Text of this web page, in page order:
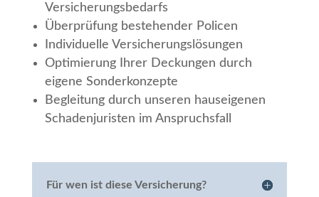
Versicherungsbedarfs
Überprüfung bestehender Policen
Individuelle Versicherungslösungen
Optimierung Ihrer Deckungen durch
eigene Sonderkonzepte
Begleitung durch unseren hauseigenen
Schadenjuristen im Anspruchsfall
Für wen ist diese Versicherung?